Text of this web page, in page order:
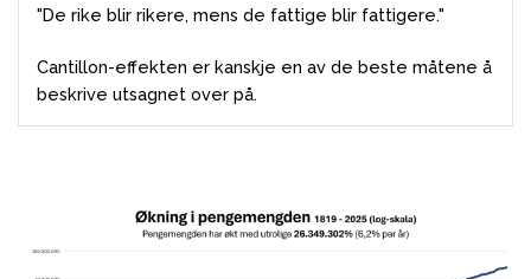
"De rike blir rikere, mens de fattige blir fattigere."
Cantillon-effekten er kanskje en av de beste måtene å
beskrive utsagnet over på.